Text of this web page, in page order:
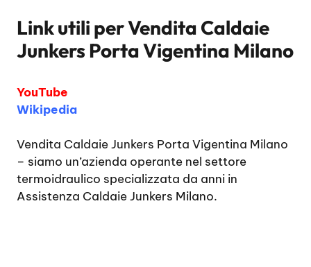
Link utili perVendita Caldaie
Junkers Porta Vigentina Milano
YouTube
Wikipedia
Vendita Caldaie Junkers Porta Vigentina Milano
– siamo un’azienda operante nel settore
termoidraulico specializzata da anni in
Assistenza Caldaie Junkers Milano.